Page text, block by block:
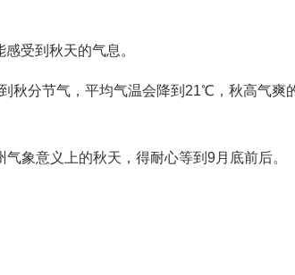
受到秋天的气息。
秋分节气，平均气温会降到21℃，秋高气爽
象意义上的秋天，得耐心等到9月底前后。